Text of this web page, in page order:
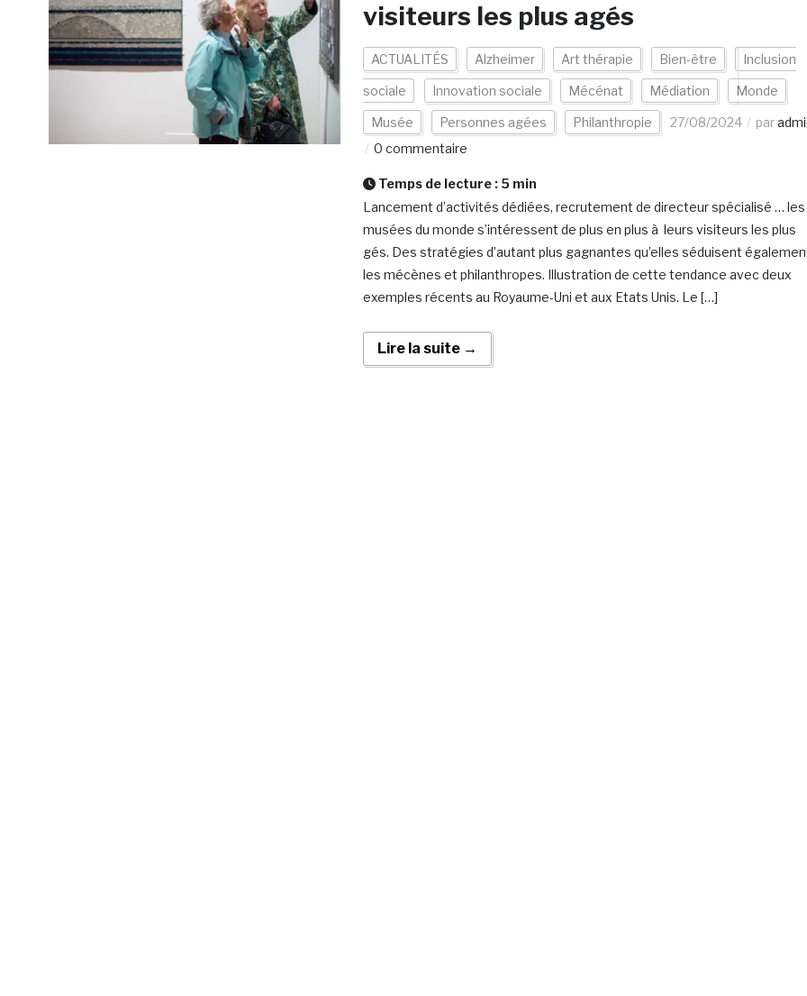
visiteurs les plus agés
ACTUALITÉS Alzheimer Art thérapie Bien-être Inclusion
sociale Innovation sociale Mécénat Médiation Monde
Musée Personnes agées Philanthropie 27/08/2024 par
0 commentaire
Temps de lecture : 5 min
Lancement d’activités dédiées, recrutement de directeur spécialisé … les
musées du monde s’intéressent de plus en plus à leurs visiteurs les plus
gés. Des stratégies d’autant plus gagnantes qu’elles séduisent
les mécènes et philanthropes. Illustration de cette tendance avec deux
exemples récents au Royaume-Uni et aux Etats Unis. Le […]
Lire la suite →